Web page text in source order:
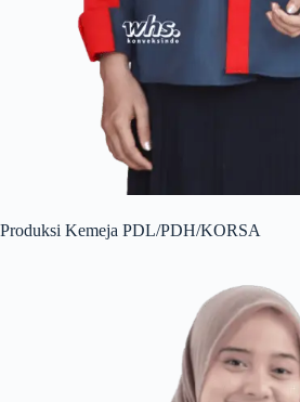
Produksi Kemeja PDL/PDH/KORSA